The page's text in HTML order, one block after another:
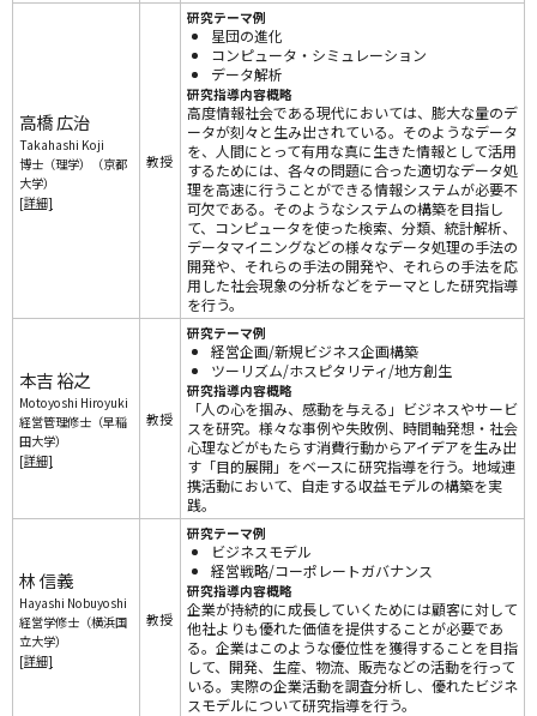
高橋 広治
Takahashi Koji
博士（理学）（京都
大学）
[詳細]
教授
研究テーマ例
星団の進化
コンピュータ・シミュレーション
データ解析
研究指導内容概略
高度情報社会である現代においては、膨大な量のデ
ータが刻々と生み出されている。そのようなデータ
を、人間にとって有用な真に生きた情報として活用
するためには、各々の問題に合った適切なデータ処
理を高速に行うことができる情報システムが必要不
可欠である。そのようなシステムの構築を目指し
て、コンピュータを使った検索、分類、統計解析、
データマイニングなどの様々なデータ処理の手法の
開発や、それらの手法の開発や、それらの手法を応
用した社会現象の分析などをテーマとした研究指導
を行う。
本吉 裕之
Motoyoshi Hiroyuki
経営管理修士（早稲
田大学）
[詳細]
教授
研究テーマ例
経営企画/新規ビジネス企画構築
ツーリズム/ホスピタリティ/地方創生
研究指導内容概略
「人の心を掴み、感動を与える」ビジネスやサービ
スを研究。様々な事例や失敗例、時間軸発想・社会
心理などがもたらす消費行動からアイデアを生み出
す「目的展開」をベースに研究指導を行う。地域連
携活動において、自走する収益モデルの構築を実
践。
林 信義
Hayashi Nobuyoshi
経営学修士（横浜国
立大学）
[詳細]
教授
研究テーマ例
ビジネスモデル
経営戦略/コーポレートガバナンス
研究指導内容概略
企業が持続的に成長していくためには顧客に対して
他社よりも優れた価値を提供することが必要であ
る。企業はこのような優位性を獲得することを目指
して、開発、生産、物流、販売などの活動を行って
いる。実際の企業活動を調査分析し、優れたビジネ
スモデルについて研究指導を行う。